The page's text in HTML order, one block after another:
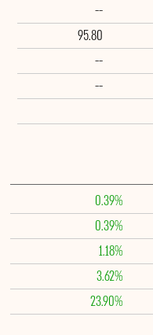
--
95.80
--
--
0.39%
0.39%
1.18%
3.62%
23.90%